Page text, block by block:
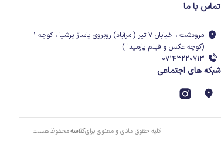
تماس با ما
مرودشت ، خیابان ۷ تیر (امرآباد) روبروی پاساژ پرشیا ، کوچه ۱
(کوچه عکس و فیلم پارمیدا )
۰۷۱۴۳۲۲۰۷۱۳
شبکه های اجتماعی
کلیه حقوق مادی و معنوی برایکلاسهمحفوظ هست